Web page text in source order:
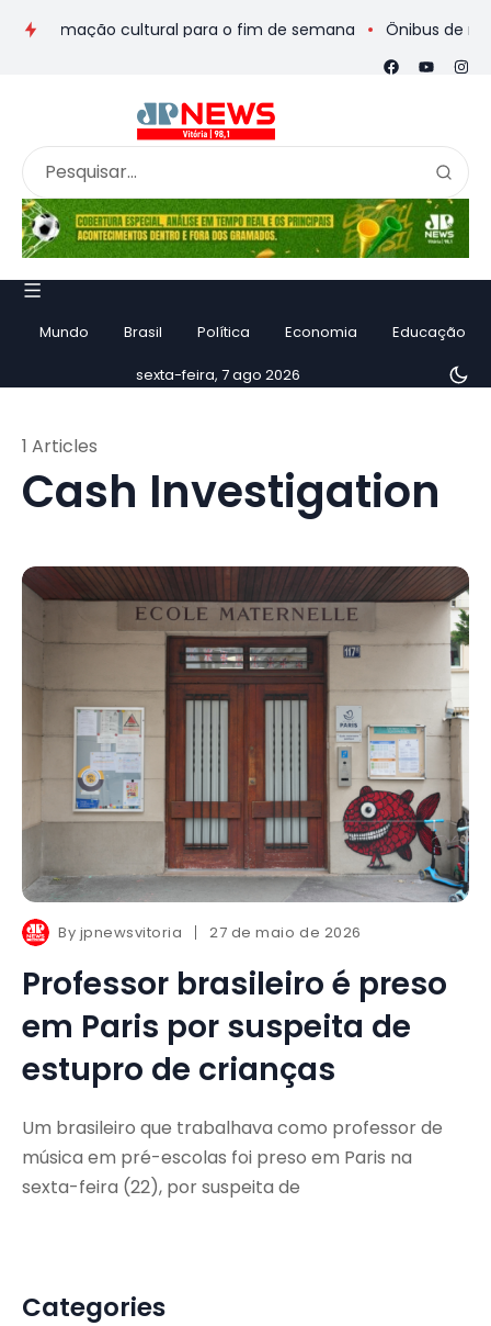
cultural para o fim de semana Ônibus de
Mundo Brasil Política Economia Educação
sexta-feira, 7 ago 2026
Cash Investigation
1 Articles
By jpnewsvitoria 27 de maio de 2026
Professor brasileiro é preso
em Paris por suspeita de
estupro de crianças
Um brasileiro que trabalhava como professor de
música em pré-escolas foi preso em Paris na
sexta-feira (22), por suspeita de
Categories